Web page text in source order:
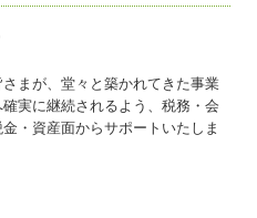
まが、堂々と築かれてきた事業
実に継続されるよう、税務・会
・資産面からサポートいたしま